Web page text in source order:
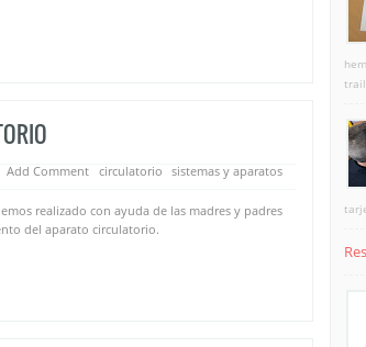
Add Comment circulatorio sistemas y aparatos
realizado con ayuda de las madres y padres
del aparato circulatorio.